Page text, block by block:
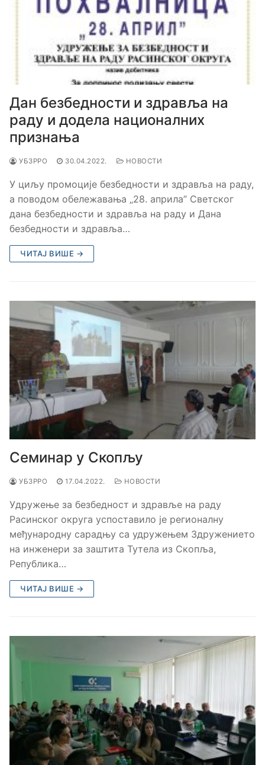
Дан безбедности и здравља на
раду и додела националних
признања
УБЗРРО 30.04.2022. НОВОСТИ
У циљу промоције безбедности и здравља на раду,
а поводом обележавања „28. априла” Светског
дана безбедности и здравља на раду и Дана
безбедности и здравља…
ЧИТАЈ ВИШЕ →
Семинар у Скопљу
УБЗРРО 17.04.2022. НОВОСТИ
Удружење за безбедност и здравље на раду
Расинског округа успоставило је регионалну
међународну сарадњу са удружењем Здружението
на инженери за заштита Тутела из Скопља,
Република…
ЧИТАЈ ВИШЕ →